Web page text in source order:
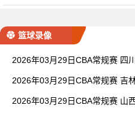
篮球录像
2026年03月29日CBA常规赛 四
2026年03月29日CBA常规赛 吉
2026年03月29日CBA常规赛 山